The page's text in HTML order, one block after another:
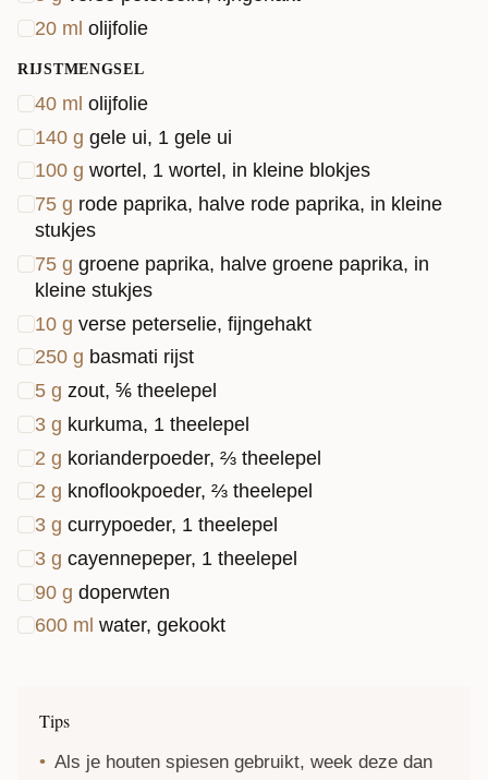
20 ml olijfolie
RIJSTMENGSEL
40 ml olijfolie
140 g gele ui, 1 gele ui
100 g wortel, 1 wortel, in kleine blokjes
75 g rode paprika, halve rode paprika, in kleine
stukjes
75 g groene paprika, halve groene paprika, in
kleine stukjes
10 g verse peterselie, fijngehakt
250 g basmati rijst
5 g zout, ⅚ theelepel
3 g kurkuma, 1 theelepel
2 g korianderpoeder, ⅔ theelepel
2 g knoflookpoeder, ⅔ theelepel
3 g currypoeder, 1 theelepel
3 g cayennepeper, 1 theelepel
90 g doperwten
600 ml water, gekookt
Tips
Als je houten spiesen gebruikt, week deze dan